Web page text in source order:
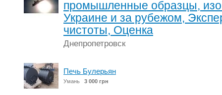
промышленные образцы,
Украине и за рубежом,
чистоты, Оценка
Днепропетровск
Печь Булерьян
Умань 3 000 грн